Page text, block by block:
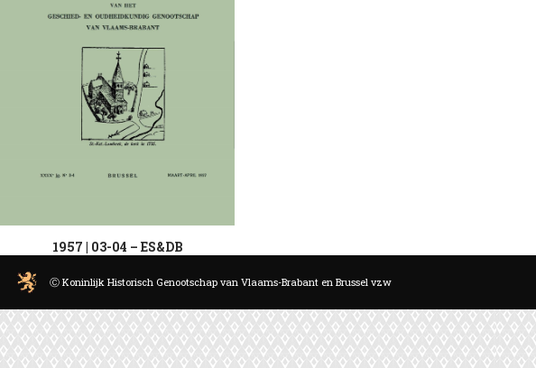
1957 | 03-04 – ES&DB
Ⓒ Koninlijk Historisch Genootschap van Vlaams-Brabant en Brussel vzw